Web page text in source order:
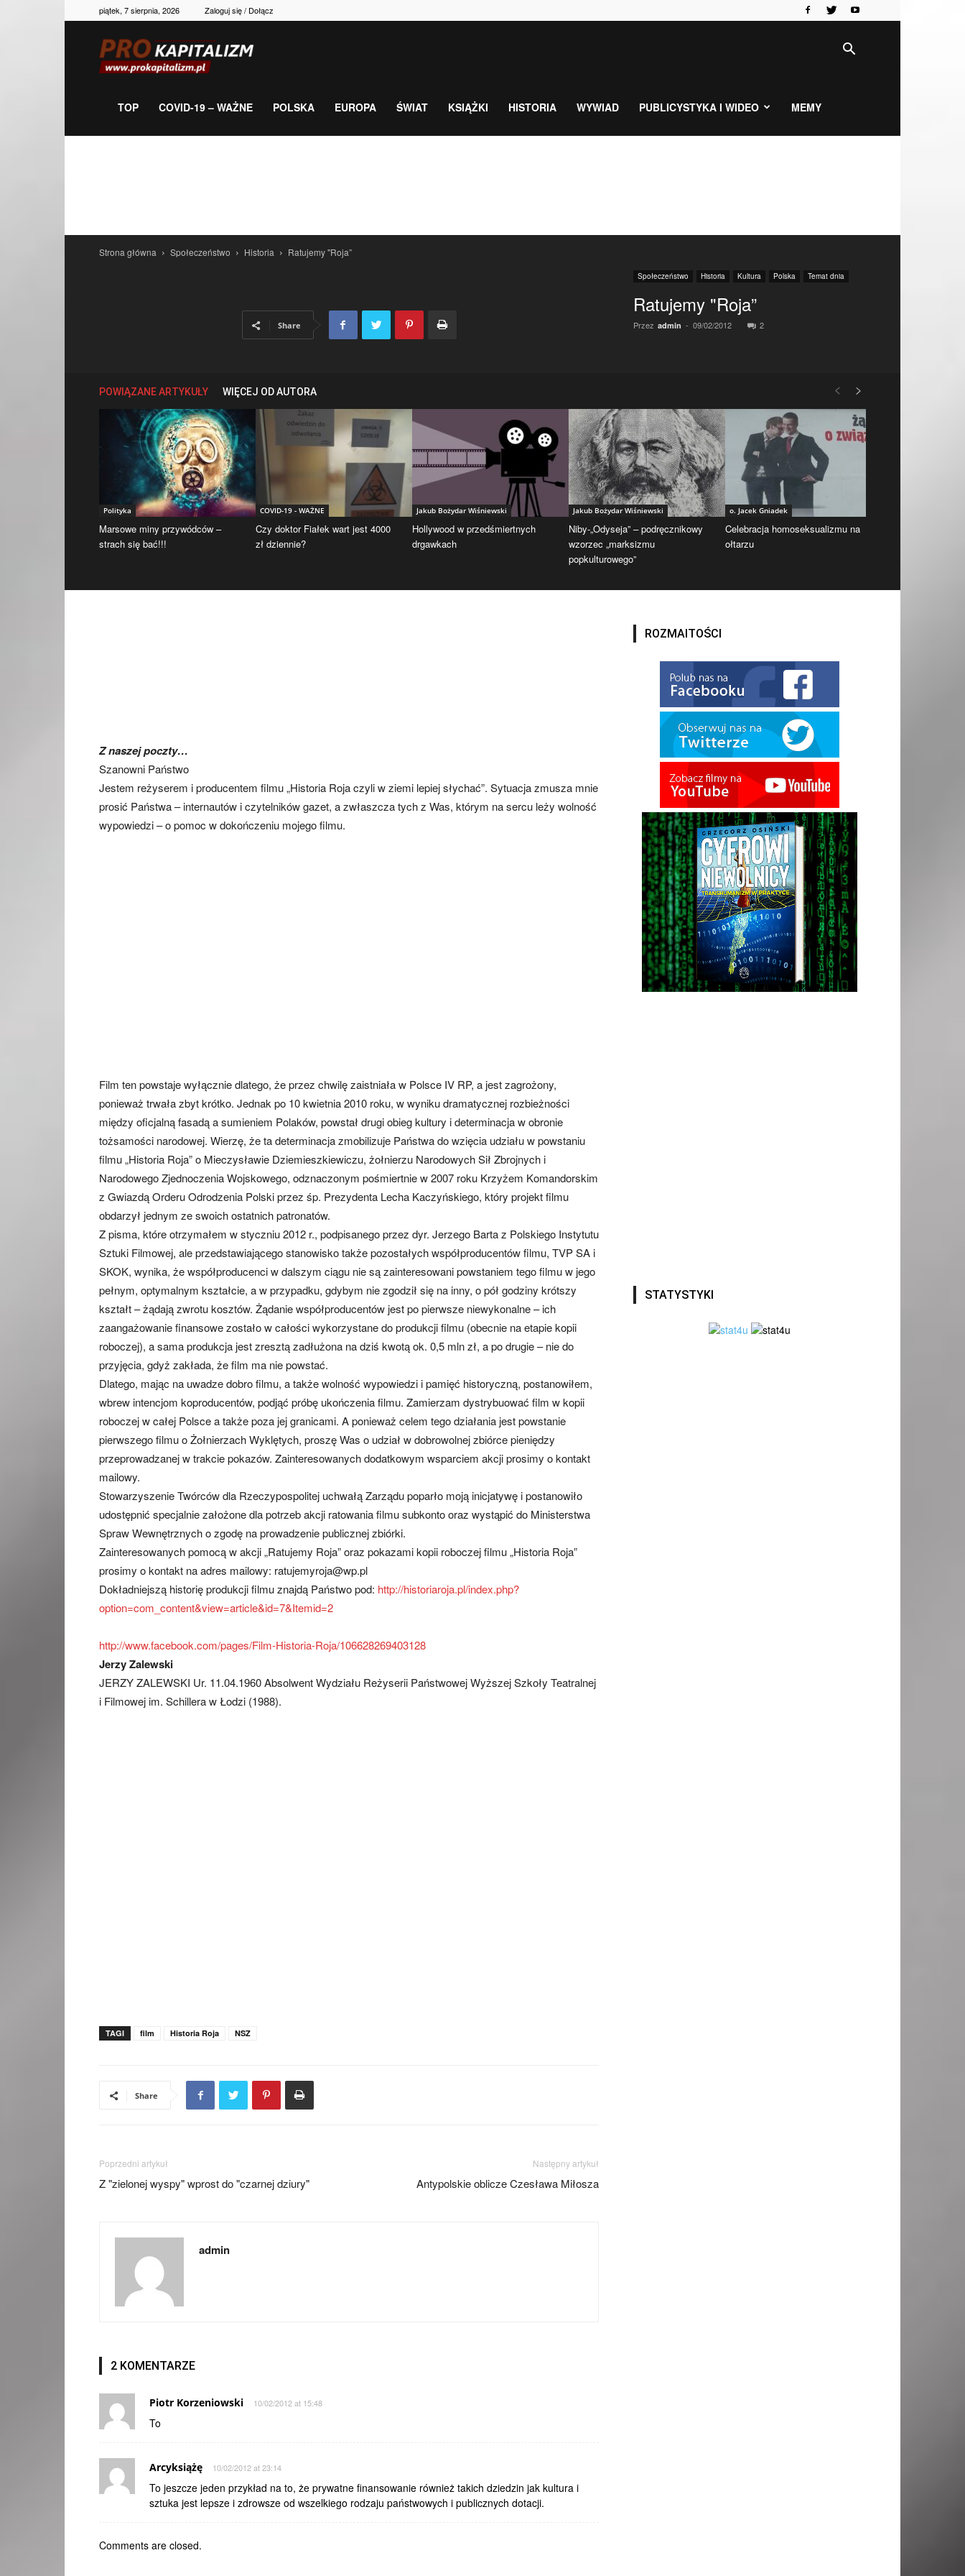
piątek, 7 sierpnia, 2026 Zaloguj się / Dołącz
gospodarka,
TOP COVID-19 – WAŻNE POLSKA EUROPA ŚWIAT KSIĄŻKI HISTORIA WYWIAD PUBLICYSTYKA I WIDEO MEMY
Strona główna Społeczeństwo Historia Ratujemy "Roja”
Społeczeństwo Historia Kultura Polska Temat dnia
Ratujemy "Roja”
Przez admin - 09/02/2012 2
Share
POWIĄZANE ARTYKUŁY WIĘCEJ OD AUTORA
Polityka
Marsowe miny przywódców –
strach się bać!!!
COVID-19 - WAŻNE
Czy doktor Fiałek wart jest 4000
zł dziennie?
Jakub Bożydar Wiśniewski
Hollywood w przedśmiertnych
drgawkach
Jakub Bożydar Wiśniewski
Niby-„Odyseja” – podręcznikowy
wzorzec „marksizmu
popkulturowego”
o. Jacek Gniadek
Celebracja homoseksualizmu na
ołtarzu
Z naszej poczty…
Szanowni Państwo
Jestem reżyserem i producentem filmu „Historia Roja czyli w ziemi lepiej słychać”. Sytuacja zmusza mnie
prosić Państwa – internautów i czytelników gazet, a zwłaszcza tych z Was, którym na sercu leży wolność
wypowiedzi – o pomoc w dokończeniu mojego filmu.
Film ten powstaje wyłącznie dlatego, że przez chwilę zaistniała w Polsce IV RP, a jest zagrożony,
ponieważ trwała zbyt krótko. Jednak po 10 kwietnia 2010 roku, w wyniku dramatycznej rozbieżności
między oficjalną fasadą a sumieniem Polaków, powstał drugi obieg kultury i determinacja w obronie
tożsamości narodowej. Wierzę, że ta determinacja zmobilizuje Państwa do wzięcia udziału w powstaniu
filmu „Historia Roja” o Mieczysławie Dziemieszkiewiczu, żołnierzu Narodowych Sił Zbrojnych i
Narodowego Zjednoczenia Wojskowego, odznaczonym pośmiertnie w 2007 roku Krzyżem Komandorskim
z Gwiazdą Orderu Odrodzenia Polski przez śp. Prezydenta Lecha Kaczyńskiego, który projekt filmu
obdarzył jednym ze swoich ostatnich patronatów.
Z pisma, które otrzymałem w styczniu 2012 r., podpisanego przez dyr. Jerzego Barta z Polskiego Instytutu
Sztuki Filmowej, ale przedstawiającego stanowisko także pozostałych współproducentów filmu, TVP SA i
SKOK, wynika, że współproducenci w dalszym ciągu nie są zainteresowani powstaniem tego filmu w jego
pełnym, optymalnym kształcie, a w przypadku, gdybym nie zgodził się na inny, o pół godziny krótszy
kształt – żądają zwrotu kosztów. Żądanie współproducentów jest po pierwsze niewykonalne – ich
zaangażowanie finansowe zostało w całości wykorzystane do produkcji filmu (obecnie na etapie kopii
roboczej), a sama produkcja jest zresztą zadłużona na dziś kwotą ok. 0,5 mln zł, a po drugie – nie do
przyjęcia, gdyż zakłada, że film ma nie powstać.
Dlatego, mając na uwadze dobro filmu, a także wolność wypowiedzi i pamięć historyczną, postanowiłem,
wbrew intencjom koproducentów, podjąć próbę ukończenia filmu. Zamierzam dystrybuować film w kopii
roboczej w całej Polsce a także poza jej granicami. A ponieważ celem tego działania jest powstanie
pierwszego filmu o Żołnierzach Wyklętych, proszę Was o udział w dobrowolnej zbiórce pieniędzy
przeprowadzanej w trakcie pokazów. Zainteresowanych dodatkowym wsparciem akcji prosimy o kontakt
mailowy.
Stowarzyszenie Twórców dla Rzeczypospolitej uchwałą Zarządu poparło moją inicjatywę i postanowiło
udostępnić specjalnie założone dla potrzeb akcji ratowania filmu subkonto oraz wystąpić do Ministerstwa
Spraw Wewnętrznych o zgodę na prowadzenie publicznej zbiórki.
Zainteresowanych pomocą w akcji „Ratujemy Roja” oraz pokazami kopii roboczej filmu „Historia Roja”
prosimy o kontakt na adres mailowy: ratujemyroja@wp.pl
Dokładniejszą historię produkcji filmu znajdą Państwo pod: http://historiaroja.pl/index.php?
option=com_content&view=article&id=7&Itemid=2
http://www.facebook.com/pages/Film-Historia-Roja/106628269403128
Jerzy Zalewski
JERZY ZALEWSKI Ur. 11.04.1960 Absolwent Wydziału Reżyserii Państwowej Wyższej Szkoły Teatralnej
i Filmowej im. Schillera w Łodzi (1988).
TAGI film Historia Roja NSZ
Share
Poprzedni artykuł
Z "zielonej wyspy" wprost do "czarnej dziury"
Następny artykuł
Antypolskie oblicze Czesława Miłosza
admin
2 KOMENTARZE
Piotr Korzeniowski 10/02/2012 at 15:48
To
Arcyksiążę 10/02/2012 at 23:14
To jeszcze jeden przykład na to, że prywatne finansowanie również takich dziedzin jak kultura i
sztuka jest lepsze i zdrowsze od wszelkiego rodzaju państwowych i publicznych dotacji.
Comments are closed.
ROZMAITOŚCI
STATYSTYKI